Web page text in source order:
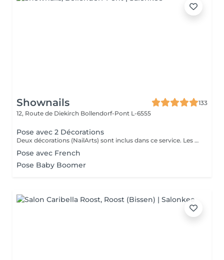
Shownails
133
12, Route de Diekirch Bollendorf-Pont L-6555
Pose avec 2 Décorations
Deux décorations (NailArts) sont inclus dans ce service. Les prix peuvent varier en fonction des décorations supplémentaires.
Pose avec French
Pose Baby Boomer